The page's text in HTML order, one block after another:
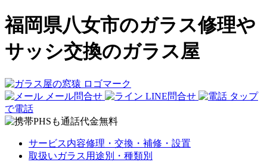
福岡県八女市のガラス修理や
サッシ交換のガラス屋
メール問合せ LINE問合せ
タップ
で電話
サービス内容修理・交換・補修・設置
取扱いガラス 用途別・種類別